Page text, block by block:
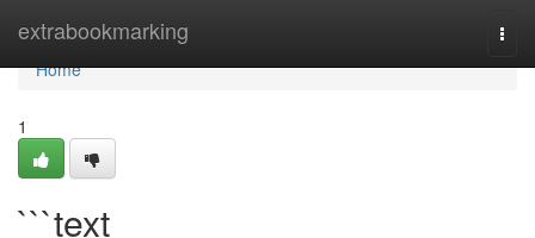
extrabookmarking
Home
Home
1
```text